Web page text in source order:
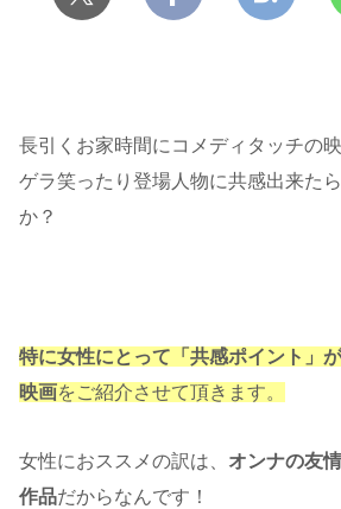
長引くお家時間にコメディタッチの
ゲラ笑ったり登場人物に共感出来た
か？
特に女性にとって「共感ポイント」
映画をご紹介させて頂きます。
女性におススメの訳は、 オンナの友
作品だからなんです！